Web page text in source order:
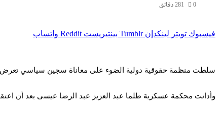
0
812 دقائق
فيسبوك تويتر لينكدإن بينتيريست واتساب
سلطت منظمة حقوقية دولية الضوء على معاناة سجين سياسي تعرض
وأدانت محكمة عسكرية ظلما عبد العزيز عبد الرضا عيسى بعد أن اعتقلته عندما كان يعمل حارس أمن في